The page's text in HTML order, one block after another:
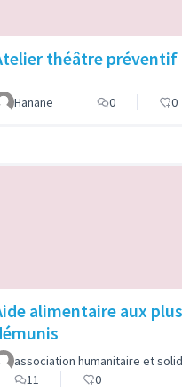
théâtre préventif
Hanane 0 0
alimentaire aux plus
association humanitaire et
11
0